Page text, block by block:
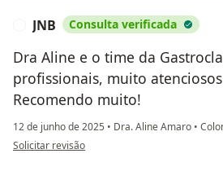
JNB Consulta verificada
Dra Aline e o time da
profissionais, muito
Recomendo muito!
12 de junho de 2025 • Dra. Aline Amaro •
na opinião do utilizador JNB
Solicitar revisão